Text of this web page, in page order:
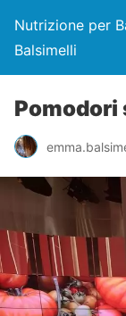
Nutrizione per
Balsimelli
Pomodori